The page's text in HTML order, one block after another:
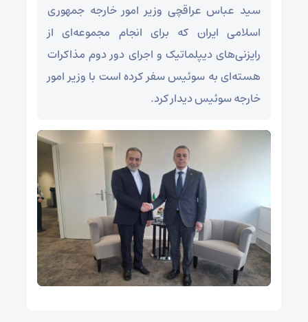
سید عباس عراقچی وزیر امور خارجه جمهوری
اسلامی ایران که برای انجام مجموعه‌ای از
رایزنی‌های دیپلماتیک و اجرای دور دوم مذاکرات
هسته‌ای به سوئیس سفر کرده است با وزیر امور
خارجه سوئیس دیدار کرد.